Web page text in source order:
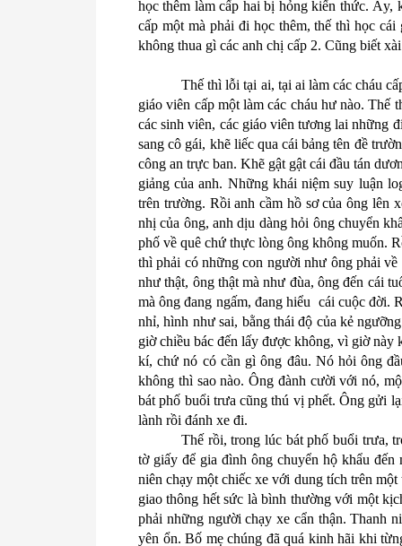
học thêm làm cấp hai bị hỏng kiến thức. Ấy,
cấp một mà phải đi học thêm, thế thì học
không thua gì các anh chị cấp 2. Cũng biết
Thế thì lỗi tại ai, tại ai làm các cháu
giáo viên cấp một làm các cháu hư nào. Thế
các sinh viên, các giáo viên tương lai những
sang cô gái, khẽ liếc qua cái bảng tên đề
công an trực ban. Khẽ gật gật cái đầu tán
giảng của anh. Những khái niệm suy luận
trên trường. Rồi anh cầm hồ sơ của ông lên
nhị của ông, anh dịu dàng hỏi ông chuyển
phố về quê chứ thực lòng ông không muốn.
thì phải có những con người như ông phải
như thật, ông thật mà như đùa, ông đến cái
mà ông đang ngấm, đang hiểu cái cuộc đời.
nhỉ, hình như sai, bằng thái độ của kẻ
giờ chiều bác đến lấy được không, vì giờ
kí, chứ nó có cần gì ông đâu. Nó hỏi ông
không thì sao nào. Ông đành cười với nó,
bát phố buổi trưa cũng thú vị phết. Ông gửi
lành rồi đánh xe đi.
Thế rồi, trong lúc bát phố buổi trưa,
tờ giấy để gia đình ông chuyển hộ khẩu
niên chạy một chiếc xe với dung tích trên
giao thông hết sức là bình thường với một
phải những người chạy xe cẩn thận. Thanh
yên ổn. Bố mẹ chúng đã quá kinh hãi khi